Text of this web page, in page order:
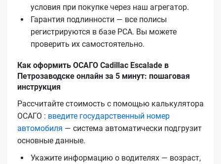
условия при покупке через наш агрегатор.
Гарантия подлинности — все полисы
регистрируются в базе РСА. Вы можете
проверить их самостоятельно.
Как оформить ОСАГО Cadillac Escalade в
Петрозаводске онлайн за 5 минут: пошаговая
инструкция
Рассчитайте стоимость с помощью калькулятора
ОСАГО : введите государственный номер
автомобиля — система автоматически подгрузит
основные данные.
Укажите информацию о водителях — возраст,